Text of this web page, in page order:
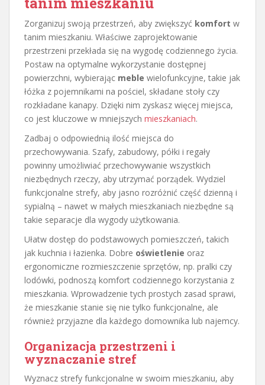
Zorganizuj swoją przestrzeń, aby zwiększyć komfort w
tanim mieszkaniu. Właściwe zaprojektowanie
przestrzeni przekłada się na wygodę codziennego życia.
Postaw na optymalne wykorzystanie dostępnej
powierzchni, wybierając meble wielofunkcyjne, takie jak
łóżka z pojemnikami na pościel, składane stoły czy
rozkładane kanapy. Dzięki nim zyskasz więcej miejsca,
co jest kluczowe w mniejszych mieszkaniach.
Zadbaj o odpowiednią ilość miejsca do
przechowywania. Szafy, zabudowy, półki i regały
powinny umożliwiać przechowywanie wszystkich
niezbędnych rzeczy, aby utrzymać porządek. Wydziel
funkcjonalne strefy, aby jasno rozróżnić część dzienną i
sypialną – nawet w małych mieszkaniach niezbędne są
takie separacje dla wygody użytkowania.
Ułatw dostęp do podstawowych pomieszczeń, takich
jak kuchnia i łazienka. Dobre oświetlenie oraz
ergonomiczne rozmieszczenie sprzętów, np. pralki czy
lodówki, podnoszą komfort codziennego korzystania z
mieszkania. Wprowadzenie tych prostych zasad sprawi,
że mieszkanie stanie się nie tylko funkcjonalne, ale
również przyjazne dla każdego domownika lub najemcy.
Organizacja przestrzeni i
wyznaczanie stref
Wyznacz strefy funkcjonalne w swoim mieszkaniu, aby